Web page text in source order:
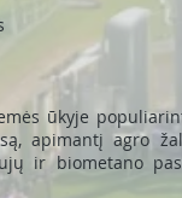
ūkyje
apimantį agro
ir biometano